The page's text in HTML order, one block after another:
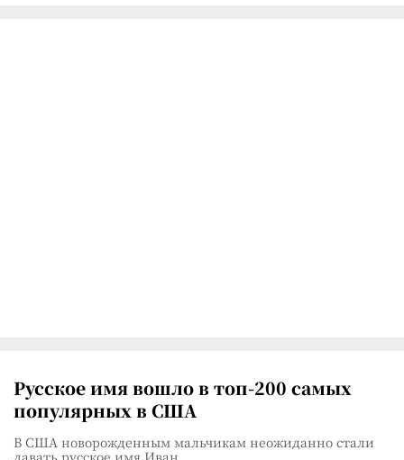
Русское имя вошло в топ-200 самых
популярных в США
В США новорожденным мальчикам неожиданно стали